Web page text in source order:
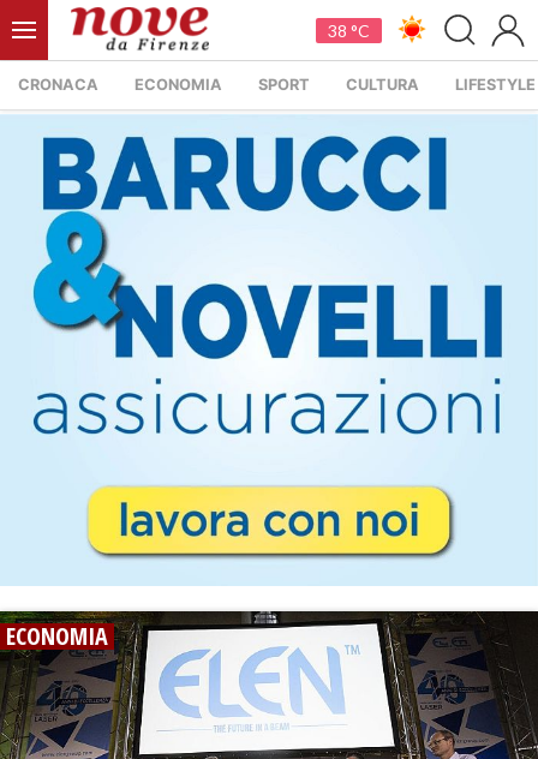
38 °C
CRONACA ECONOMIA SPORT CULTURA LIFESTYLE
ECONOMIA